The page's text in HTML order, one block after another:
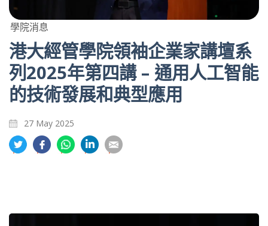
學院消息
港大經管學院領袖企業家講壇系
列2025年第四講 – 通用人工智能
的技術發展和典型應用
27 May 2025
分
享
分
享
分
享
享
享